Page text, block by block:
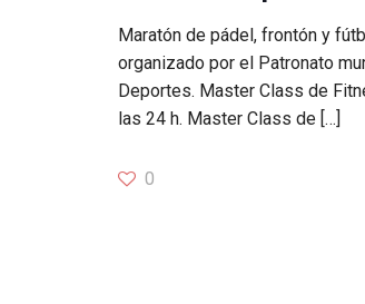
Maratón de pádel, frontón y
organizado por el Patronato
Deportes. Master Class de
las 24 h. Master Class de[…]
0